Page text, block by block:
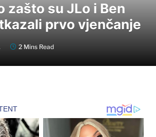
zašto su JLo i Ben
prvo vjenčanje
2 Mins Read